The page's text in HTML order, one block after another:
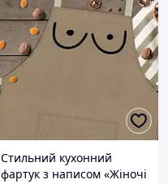
Стильний кухонний
фартук з написом «Жіночі